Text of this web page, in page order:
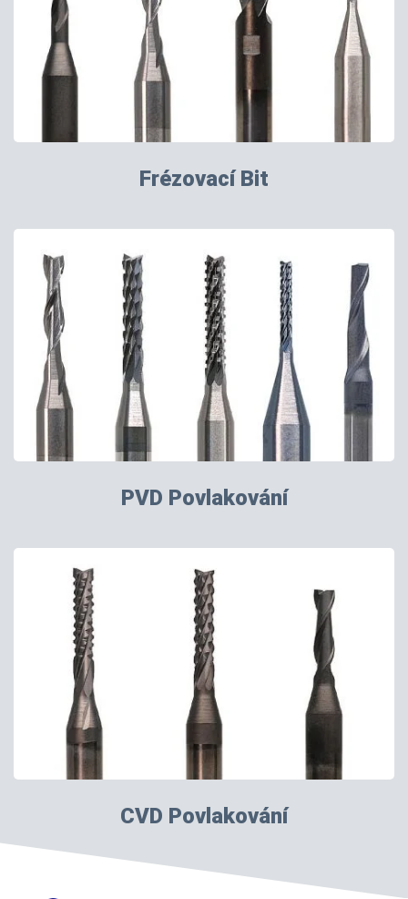
Frézovací Bit
PVD Povlakování
CVD Povlakování